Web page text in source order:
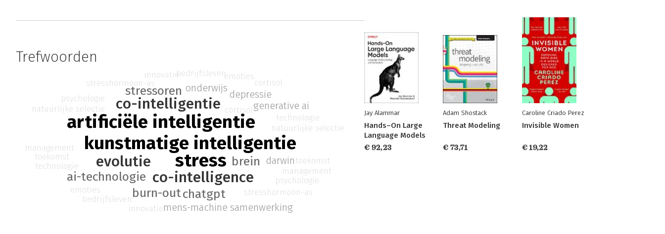
Trefwoorden
kunstmatige intelligentie
artificiële intelligentie
stress
co-intelligence
evolutie
co-intelligentie
brein
chatgpt
ai-technologie
burn-out
stressoren onderwijs
darwin
depressie
mens-machine samenwerking
generative ai
technologie
natuurlijke selectie
toekomst
management
psychologie
stresshormoon-as
innovatie
bedrijfsleven
emoties
cortisol
technologie
natuurlijke selectie
toekomst
management
psychologie
stresshormoon-as
innovatiebedrijfslevenemoties
cortisol
Jay Alammar
Hands–On Large
Language Models
€ 92,23
Adam Shostack
Threat Modeling
€ 73,71
Caroline Criado Perez
Invisible Women
€ 19,22